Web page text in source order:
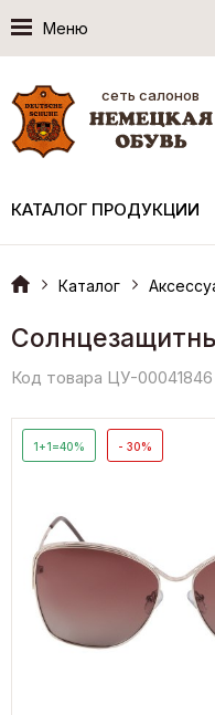
Меню
сеть салонов
КАТАЛОГ ПРОДУКЦИИ
Каталог
Код товара ЦУ-00041846
1+1=40% - 30%